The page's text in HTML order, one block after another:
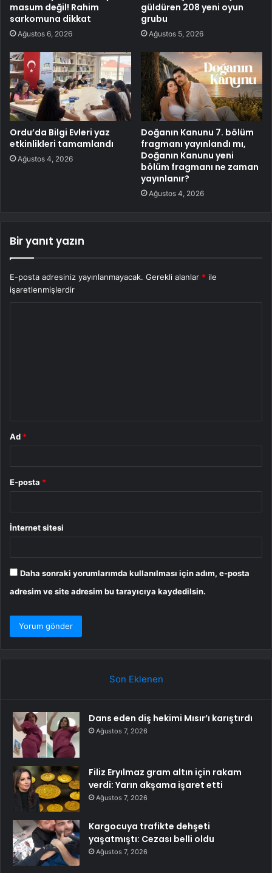
masum değil! Rahim
sarkomuna dikkat
Ağustos 6, 2026
güldüren 208 yeni oyun
grubu
Ağustos 5, 2026
Ordu’da Bilgi Evleri yaz
etkinlikleri tamamlandı
Ağustos 4, 2026
Doğanın Kanunu 7. bölüm
fragmanı yayınlandı mı,
Doğanın Kanunu yeni
bölüm fragmanı ne zaman
yayınlanır?
Ağustos 4, 2026
Bir yanıt yazın
E-posta adresiniz yayınlanmayacak. Gerekli alanlar * ile
işaretlenmişlerdir
Ad *
E-posta *
İnternet sitesi
Daha sonraki yorumlarımda kullanılması için adım, e-posta
adresim ve site adresim bu tarayıcıya kaydedilsin.
Son Eklenen
Dans eden diş hekimi Mısır’ı karıştırdı
Ağustos 7, 2026
Filiz Eryılmaz gram altın için rakam
verdi: Yarın akşama işaret etti
Ağustos 7, 2026
Kargocuya trafikte dehşeti
yaşatmıştı: Cezası belli oldu
Ağustos 7, 2026